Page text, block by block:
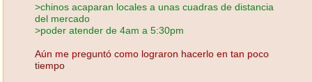
>chinos acaparan locales a unas cuadras de distancia
del mercado
>poder atender de 4am a 5:30pm
Aún me preguntó como lograron hacerlo en tan poco
tiempo